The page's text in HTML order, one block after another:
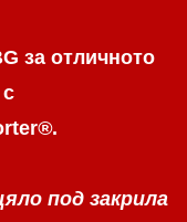
за отличното
®.
под закрила